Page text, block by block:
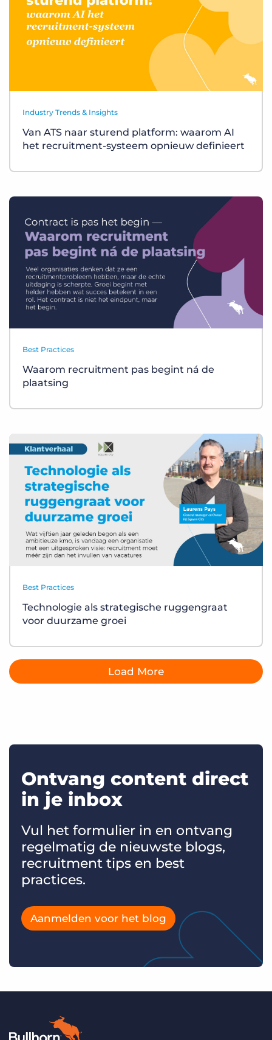
Industry Trends & Insights
Van ATS naar sturend platform: waarom AI
het recruitment-systeem opnieuw definieert
Best Practices
Waarom recruitment pas begint ná de
plaatsing
Best Practices
Technologie als strategische ruggengraat
voor duurzame groei
Load More
Ontvang content direct
in je inbox
Vul het formulier in en ontvang
regelmatig de nieuwste blogs,
recruitment tips en best
practices.
Aanmelden voor het blog